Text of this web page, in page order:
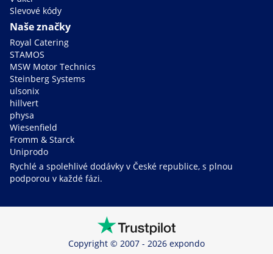
Slevové kódy
Naše značky
Royal Catering
STAMOS
MSW Motor Technics
Steinberg Systems
ulsonix
hillvert
physa
Wiesenfield
Fromm & Starck
Uniprodo
Rychlé a spolehlivé dodávky v České republice, s plnou
podporou v každé fázi.
Copyright © 2007 - 2026 expondo